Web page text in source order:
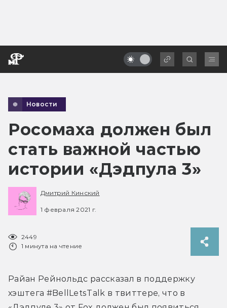
Новости
Росомаха должен был
стать важной частью
истории «Дэдпула 3»
Дмитрий Кинский
1 февраля 2021 г.
2449
1 минута на чтение
Райан Рейнольдс рассказал в поддержку
хэштега #BellLetsTalk в твиттере, что в